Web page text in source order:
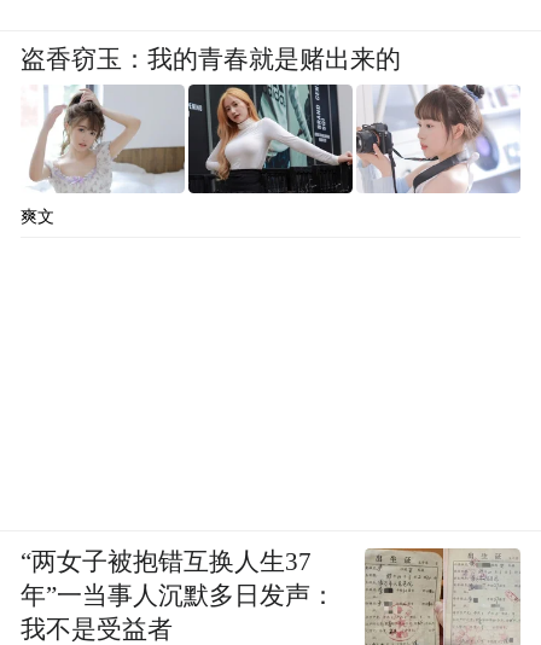
盗香窃玉：我的青春就是赌出来的
爽文
“两女子被抱错互换人生37
年”一当事人沉默多日发声：
我不是受益者